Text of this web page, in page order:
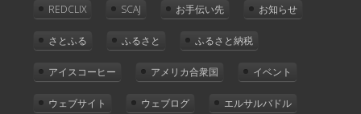
REDCLIX SCAJ お手伝い先 お知らせ
さとふる ふるさと ふるさと納税
アイスコーヒー アメリカ合衆国 イベント
ウェブサイト ウェブログ エルサルバドル